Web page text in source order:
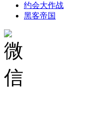
约会大作战
黑客帝国